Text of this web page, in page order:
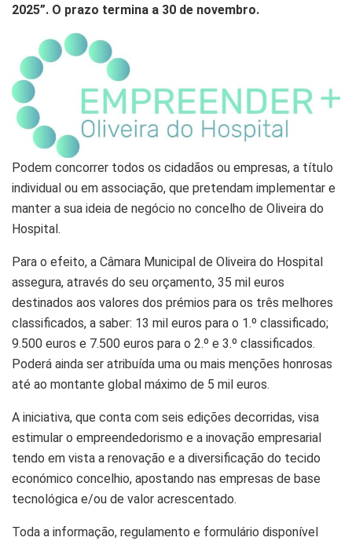
2025”. O prazo termina a 30 de novembro.
Podem concorrer todos os cidadãos ou empresas, a título
individual ou em associação, que pretendam implementar e
manter a sua ideia de negócio no concelho de Oliveira do
Hospital.
Para o efeito, a Câmara Municipal de Oliveira do Hospital
assegura, através do seu orçamento, 35 mil euros
destinados aos valores dos prémios para os três melhores
classificados, a saber: 13 mil euros para o 1.º classificado;
9.500 euros e 7.500 euros para o 2.º e 3.º classificados.
Poderá ainda ser atribuída uma ou mais menções honrosas
até ao montante global máximo de 5 mil euros.
A iniciativa, que conta com seis edições decorridas, visa
estimular o empreendedorismo e a inovação empresarial
tendo em vista a renovação e a diversificação do tecido
económico concelhio, apostando nas empresas de base
tecnológica e/ou de valor acrescentado.
Toda a informação, regulamento e formulário disponível